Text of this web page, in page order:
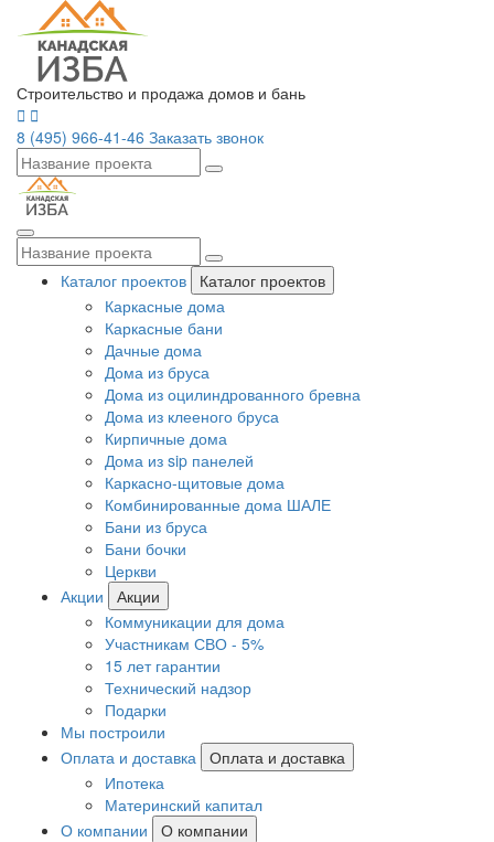
Строительство и продажа домов и бань
8 (495) 966-41-46 Заказать звонок
Каталог проектов
Каталог проектов
Каркасные дома
Каркасные бани
Дачные дома
Дома из бруса
Дома из оцилиндрованного бревна
Дома из клееного бруса
Кирпичные дома
Дома из sip панелей
Каркасно-щитовые дома
Комбинированные дома ШАЛЕ
Бани из бруса
Бани бочки
Церкви
Акции
Акции
Коммуникации для дома
Участникам СВО - 5%
15 лет гарантии
Технический надзор
Подарки
Мы построили
Оплата и доставка
Оплата и доставка
Ипотека
Материнский капитал
О компании
О компании